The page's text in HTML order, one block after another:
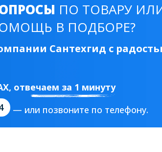
ПО ТОВАРУ
В ПОДБОРЕ?
Сантехгид с
, отвечаем за 1 минуту
— или позвоните по телефону.